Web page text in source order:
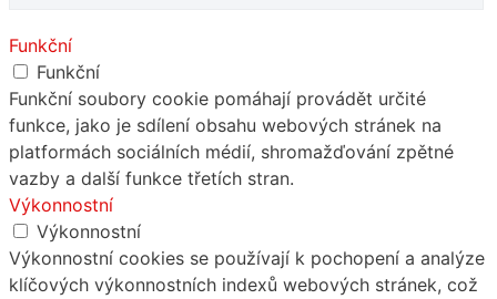
Funkční
Funkční
Funkční soubory cookie pomáhají provádět určité
funkce, jako je sdílení obsahu webových stránek na
platformách sociálních médií, shromažďování zpětné
vazby a další funkce třetích stran.
Výkonnostní
Výkonnostní
Výkonnostní cookies se používají k pochopení a analýze
klíčových výkonnostních indexů webových stránek, což